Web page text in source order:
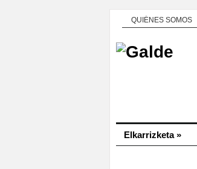
QUIÉNES SOMOS
Elkarrizketa»